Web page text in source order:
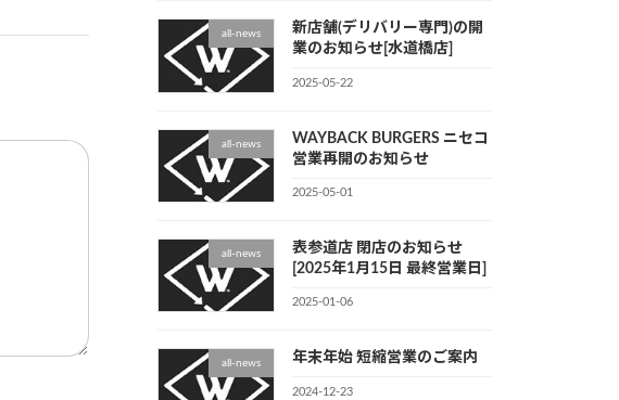
all-news
新店舗(デリバリー専門)の開
業のお知らせ[水道橋店]
2025-05-22
all-news
WAYBACK BURGERS ニセコ
営業再開のお知らせ
2025-05-01
all-news
表参道店 閉店のお知らせ
[2025年1月15日 最終営業日]
2025-01-06
all-news 年末年始 短縮営業のご案内
2024-12-23